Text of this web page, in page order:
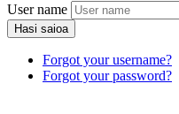
User name
Hasi saioa
Forgot your username?
Forgot your password?